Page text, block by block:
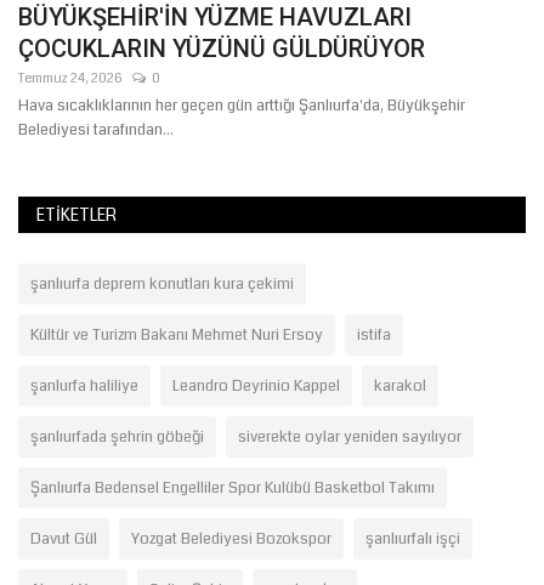
BÜYÜKŞEHİR'İN YÜZME HAVUZLARI
ÇOCUKLARIN YÜZÜNÜ GÜLDÜRÜYOR
Temmuz 24, 2026 0
Hava sıcaklıklarının her geçen gün arttığı Şanlıurfa'da, Büyükşehir
Belediyesi tarafından...
ETIKETLER
şanlıurfa deprem konutları kura çekimi
Kültür ve Turizm Bakanı Mehmet Nuri Ersoy istifa
şanlurfa haliliye Leandro Deyrinio Kappel karakol
şanlıurfada şehrin göbeği siverekte oylar yeniden sayılıyor
Şanlıurfa Bedensel Engelliler Spor Kulübü Basketbol Takımı
Davut Gül Yozgat Belediyesi Bozokspor şanlıurfalı işçi